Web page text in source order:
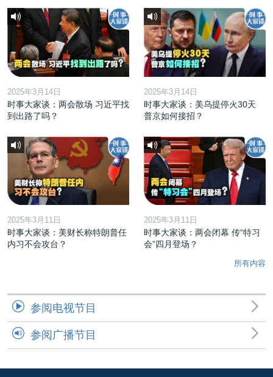
2025年3月14日
时事大家谈：两会散场 习近平找
到出路了吗？
2025年3月14日
时事大家谈：美乌提停火30天
普京如何接招？
2025年3月11日
时事大家谈：美财长称特朗普任
内习不会攻台？
2025年3月11日
时事大家谈：两会闭幕 传“特习
会”四月登场？
所有内容
参阅电视节目
参阅广播节目